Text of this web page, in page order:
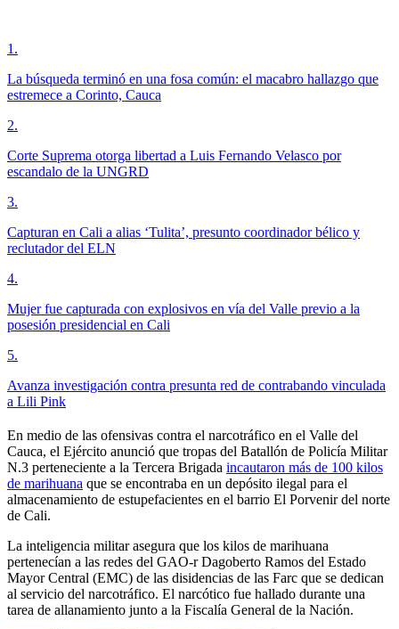
1 .
La búsqueda terminó en una fosa común: el macabro hallazgo que
estremece a Corinto, Cauca
2.
Corte Suprema otorga libertad a Luis Fernando Velasco por
escandalo de la UNGRD
3.
Capturan en Cali a alias ‘Tulita’, presunto coordinador bélico y
reclutador del ELN
4.
Mujer fue capturada con explosivos en vía del Valle previo a la
posesión presidencial en Cali
5.
Avanza investigación contra presunta red de contrabando vinculada
a Lili Pink
En medio de las ofensivas contra el narcotráfico en el Valle del
Cauca, el Ejército anunció que tropas del Batallón de Policía Militar
N.3 perteneciente a la Tercera Brigada incautaron más de 100 kilos
de marihuana que se encontraba en un depósito ilegal para el
almacenamiento de estupefacientes en el barrio El Porvenir del norte
de Cali.
La inteligencia militar asegura que los kilos de marihuana
pertenecían a las redes del GAO-r Dagoberto Ramos del Estado
Mayor Central (EMC) de las disidencias de las Farc que se dedican
al servicio del narcotráfico. El narcótico fue hallado durante una
tarea de allanamiento junto a la Fiscalía General de la Nación.